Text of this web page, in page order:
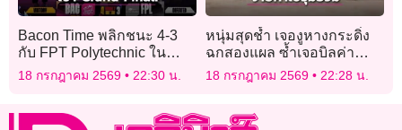
Bacon Time พลิกชนะ 4-3
กับ FPT Polytechnic ใน
APL 2026!
18 กรกฎาคม 2569 22:30 น.
หนุ่มสุดช้ำ เจองูหางกระดิ่ง
ฉกสองแผล ซ้ำเจอบิลค่า
รักษาอ่วม 1.3 ล้านดอลลาร์
18 กรกฎาคม 2569 22:28 น.